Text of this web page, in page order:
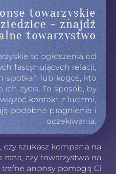
towarzyskie
- znajdź
towarzystwo
to ogłoszenia od
fascynujących relacji,
spotkań lub kogoś, kto
ich życia. To sposób, by
kontakt z ludźmi,
podobne pragnienia i
oczekiwania.
czy szukasz kompana na
czy towarzystwa na
anonsy pomogą Ci